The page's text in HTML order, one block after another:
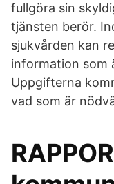
fullgöra sin
tjänsten berör.
sjukvården kan
information som
Uppgifterna
vad som är